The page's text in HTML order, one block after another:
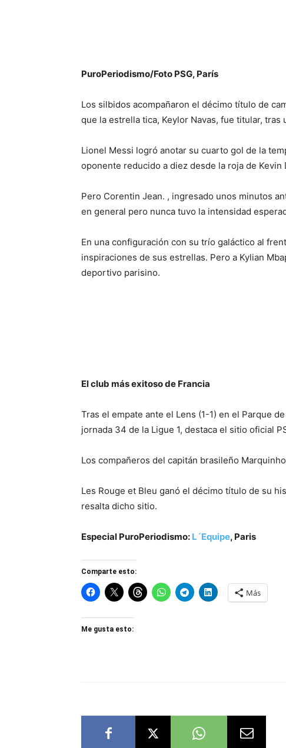
PuroPeriodismo/Foto PSG, París
Los silbidos acompañaron el décimo título de
que la estrella tica, Keylor Navas, fue titular,
Lionel Messi logró anotar su cuarto gol de la
oponente reducido a diez desde la roja de Kevin
Pero Corentin Jean. , ingresado unos minutos
en general pero nunca tuvo la intensidad
En una configuración con su trío galáctico al
inspiraciones de sus estrellas. Pero a Kylian
deportivo parisino.
El club más exitoso de Francia
Tras el empate ante el Lens (1-1) en el Parque
jornada 34 de la Ligue 1, destaca el sitio oficial
Los compañeros del capitán brasileño
Les Rouge et Bleu ganó el décimo título de su
resalta dicho sitio.
Especial PuroPeriodismo: L´Equipe, Paris
Comparte esto:
Más
Me gusta esto: